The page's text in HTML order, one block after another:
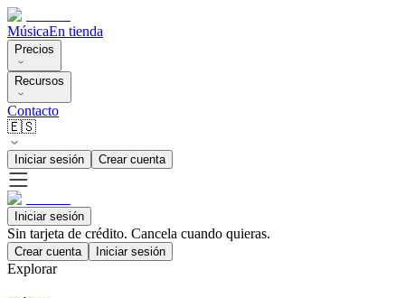
MúsicaEn tienda
Precios
Recursos
Contacto
🇪🇸
Iniciar sesión Crear cuenta
Iniciar sesión
Sin tarjeta de crédito. Cancela cuando quieras.
Crear cuenta Iniciar sesión
Explorar